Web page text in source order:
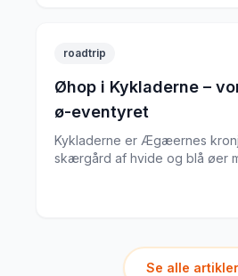
roadtrip
Øhop i Kykladerne –
ø-eventyret
Kykladerne er Ægæernes
skærgård af hvide og blå øer
Jensen guider dig til den
Se alle artikler